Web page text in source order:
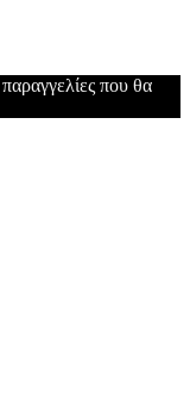
που θα